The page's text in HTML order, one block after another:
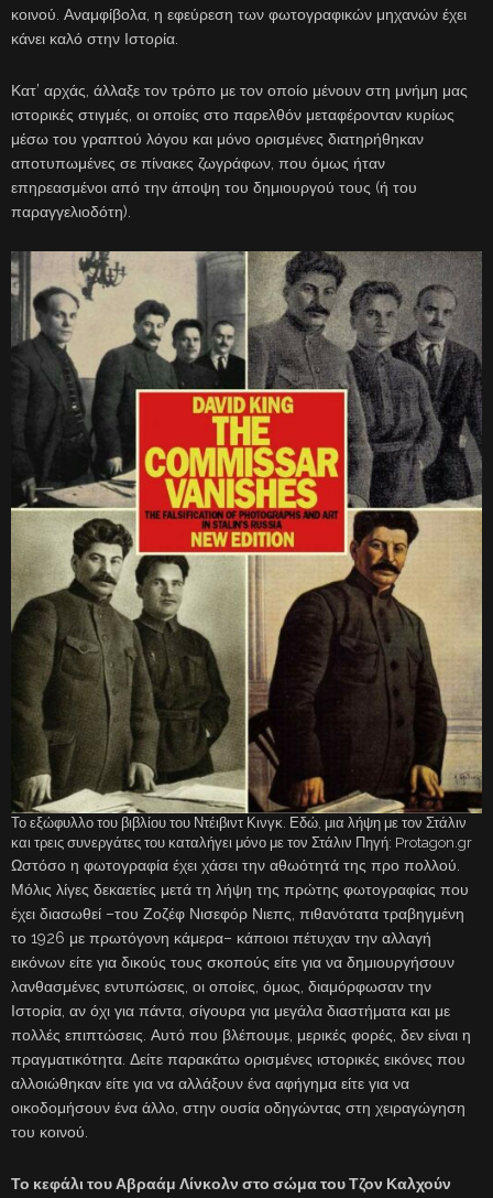
κοινού. Αναμφίβολα, η εφεύρεση των φωτογραφικών μηχανών έχει
κάνει καλό στην Ιστορία.
Κατ’ αρχάς, άλλαξε τον τρόπο με τον οποίο μένουν στη μνήμη μας
ιστορικές στιγμές, οι οποίες στο παρελθόν μεταφέρονταν κυρίως
μέσω του γραπτού λόγου και μόνο ορισμένες διατηρήθηκαν
αποτυπωμένες σε πίνακες ζωγράφων, που όμως ήταν
επηρεασμένοι από την άποψη του δημιουργού τους (ή του
παραγγελιοδότη).
Το εξώφυλλο του βιβλίου του Ντέιβιντ Κινγκ. Εδώ, μια λήψη με τον Στάλιν
και τρεις συνεργάτες του καταλήγει μόνο με τον Στάλιν Πηγή: Protagon.gr
Ωστόσο η φωτογραφία έχει χάσει την αθωότητά της προ πολλού.
Μόλις λίγες δεκαετίες μετά τη λήψη της πρώτης φωτογραφίας που
έχει διασωθεί –του Ζοζέφ Νισεφόρ Νιεπς, πιθανότατα τραβηγμένη
το 1926 με πρωτόγονη κάμερα– κάποιοι πέτυχαν την αλλαγή
εικόνων είτε για δικούς τους σκοπούς είτε για να δημιουργήσουν
λανθασμένες εντυπώσεις, οι οποίες, όμως, διαμόρφωσαν την
Ιστορία, αν όχι για πάντα, σίγουρα για μεγάλα διαστήματα και με
πολλές επιπτώσεις. Αυτό που βλέπουμε, μερικές φορές, δεν είναι η
πραγματικότητα. Δείτε παρακάτω ορισμένες ιστορικές εικόνες που
αλλοιώθηκαν είτε για να αλλάξουν ένα αφήγημα είτε για να
οικοδομήσουν ένα άλλο, στην ουσία οδηγώντας στη χειραγώγηση
του κοινού.
Το κεφάλι του Αβραάμ Λίνκολν στο σώμα του Τζον Καλχούν